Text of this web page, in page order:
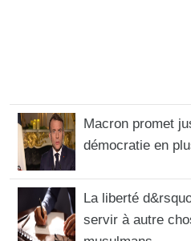
Macron promet
démocratie en
La liberté
servir à autre